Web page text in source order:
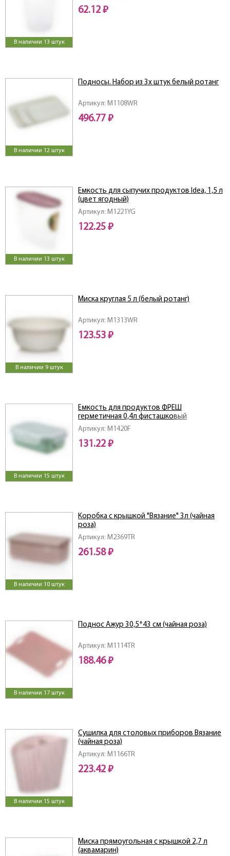
В наличии 13 штук
62.12 ₽
В наличии 12 штук
Артикул: M1108WR
Подносы. Набор из 3х штук белый ротанг
496.77 ₽
В наличии 13 штук
Артикул: M1221YG
Емкость для сыпучих продуктов Idea, 1,5 л
(цвет ягодный)
122.25 ₽
В наличии 9 штук
Артикул: M1313WR
Миска круглая 5 л (белый ротанг)
123.53 ₽
В наличии 15 штук
Артикул: M1420F
Ёмкость для продуктов ФРЕШ
герметичная 0,4л фисташковый
131.22 ₽
В наличии 10 штук
Артикул: M2369TR
Коробка с крышкой "Вязание" 3л (чайная
роза)
261.58 ₽
В наличии 17 штук
Артикул: M1114TR
Поднос Ажур 30,5*43 см (чайная роза)
188.46 ₽
В наличии 15 штук
Артикул: M1166TR
Сушилка для столовых приборов Вязание
(чайная роза)
223.42 ₽
Миска прямоугольная с крышкой 2,7 л
(аквамарин)